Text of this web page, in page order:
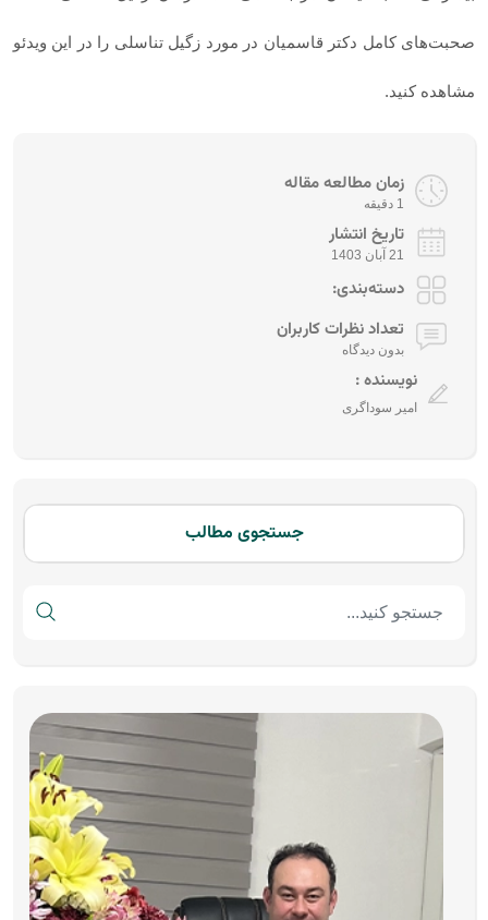
صحبت‌های کامل دکتر قاسمیان در مورد زگیل تناسلی را در این ویدئو
مشاهده کنید.
زمان مطالعه مقاله
1 دقیقه
تاریخ انتشار
21 آبان 1403
دسته‌بندی:
تعداد نظرات کاربران
بدون دیدگاه
نویسنده :
امیر سوداگری
جستجوی مطالب